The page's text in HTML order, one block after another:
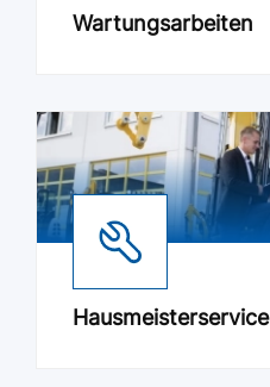
Wartungsarbeiten
Hausmeisterservice